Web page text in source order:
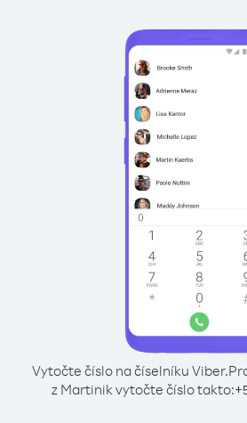
Vytočte číslo na číselníku Viber.
z Martinik vytočte číslo takto:+